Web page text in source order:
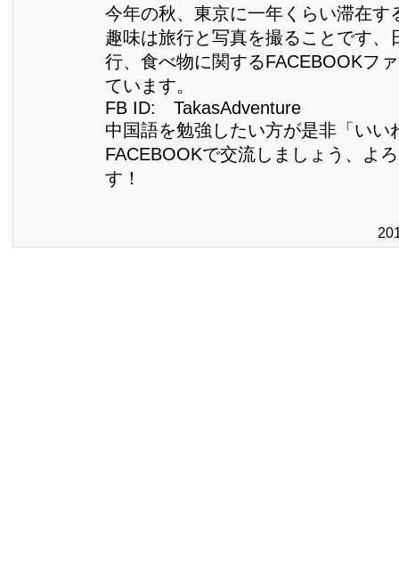
今年の秋、東京に一年くらい滞在す
趣味は旅行と写真を撮ることです、
行、食べ物に関するFACEBOOKフ
ています。
FB ID: TakasAdventure
中国語を勉強したい方が是非「いい
FACEBOOKで交流しましょう、よ
す！